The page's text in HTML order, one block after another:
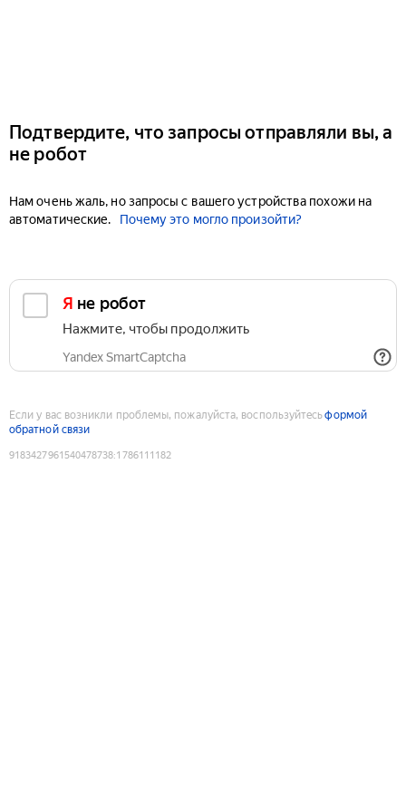
Подтвердите, что запросы отправляли вы, а
не робот
Нам очень жаль, но запросы с вашего устройства похожи на
автоматические.
Почему это могло произойти?
Я не робот
Нажмите, чтобы продолжить
Yandex SmartCaptcha
Если у вас возникли проблемы, пожалуйста, воспользуйтесьформой
обратной связи
9183427961540478738:1786111182